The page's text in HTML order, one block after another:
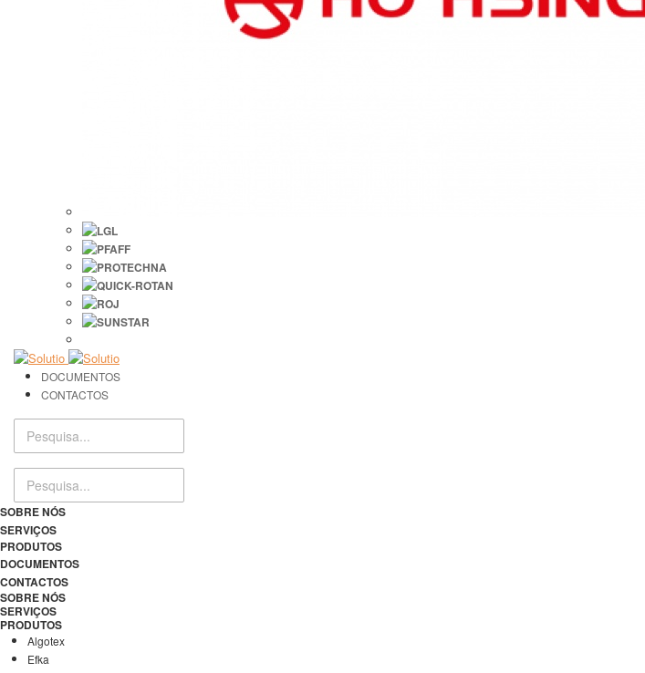
DOCUMENTOS
CONTACTOS
SOBRE NÓS
SERVIÇOS
PRODUTOS
DOCUMENTOS
CONTACTOS
SOBRE NÓS
SERVIÇOS
PRODUTOS
Algotex
Efka